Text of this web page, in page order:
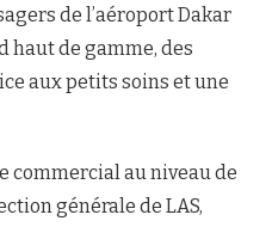
de l’aéroport Dakar
haut de gamme, des
aux petits soins et une
commercial au niveau de
générale de LAS,